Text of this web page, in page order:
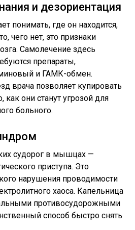
и дезориентация
понимать, где он находится,
чего нет, это признаки
Самолечение здесь
препараты,
и ГАМК-обмен.
врача позволяет купировать
как они станут угрозой для
больного.
судорог в мышцах —
приступа. Это
нарушения проводимости
хаоса. Капельница
противосудорожными
способ быстро снять